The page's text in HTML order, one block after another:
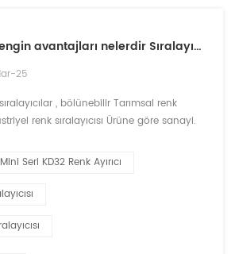
Mini rengin avantajları nelerdir Sıralayıcı?
25
, bölünebilir Tarımsal renk
renk sıralayıcısı Ürüne göre sanayi.
, sebze renk sıralayıcısı , Çay
ve mini renk sıralayıcısı . Biz
Mini Seri KD32 Renk Ayırıcı